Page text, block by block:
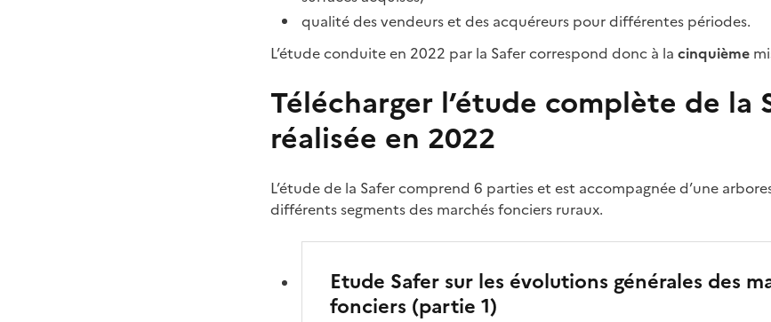
qualité des vendeurs et des acquéreurs pour différentes périodes.
L’étude conduite en 2022 par la Safer correspond donc à la cinquième
Télécharger l’étude complète de la
réalisée en 2022
L’étude de la Safer comprend 6 parties et est accompagnée d’une
différents segments des marchés fonciers ruraux.
Etude Safer sur les évolutions générales des
fonciers (partie 1)